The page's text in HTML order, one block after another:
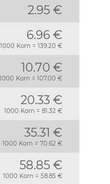
2.95€
6.96 €
1000 Korn = 139.20 €
10.70 €
1000 Korn = 107.00 €
20.33 €
1000 Korn = 81.32 €
35.31 €
1000 Korn = 70.62 €
58.85 €
1000 Korn = 58.85 €